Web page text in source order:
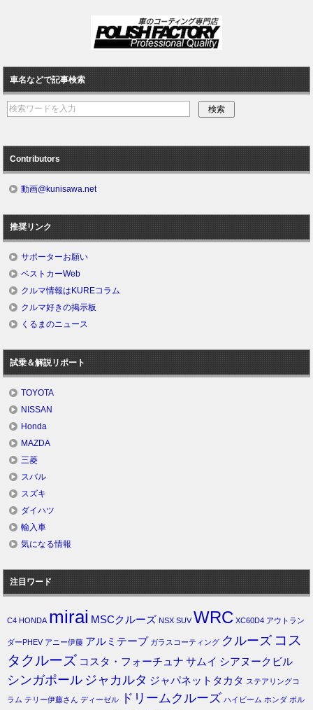
車名などで記事検索
Contributors
動画@kunisawa.net
推奨リンク
サポーターお願い
ベストカーWeb
クルマ情報はKUREコラム
クルマ好きの掲示板
くるまのニュース
試乗＆解説リポート
TOYOTA
NISSAN
Honda
MAZDA
三菱
スバル
スズキ
ダイハツ
輸入車
気になる情報
注目ワード
C4 HONDA mirai MSCクルーズ NSX SUV WRC XC60D4 アウトラン
ダーPHEV アニー伊藤 アルミテープ ガラスコーティング クルーズ コス
タクルーズ コスタ・フォーチュナ サムイ シアヌークビル
シンガポール ジャカルタ ジャパネットタカタ ステアリングコ
ラム テリー伊藤さん ディーゼル ドリームクルーズ ハイビーム ホンダ ボル